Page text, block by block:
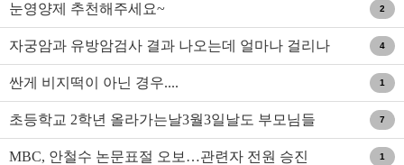
눈영양제 추천해주세요~ 2
자궁암과 유방암검사 결과 나오는데 얼마나 걸리나
요?
4
싼게 비지떡이 아닌 경우.... 1
초등학교 2학년 올라가는날3월3일날도 부모님들
가시나요?
7
MBC, 안철수 논문표절 오보…관련자 전원 승진 1